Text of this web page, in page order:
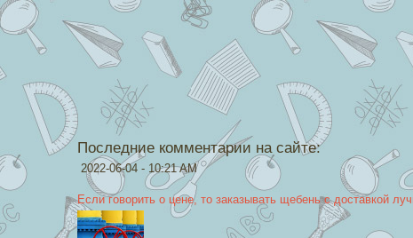
Последние комментарии на сайте:
2022-06-04 - 10:21 AM
Если говорить о цене, то заказывать щебень с доставкой